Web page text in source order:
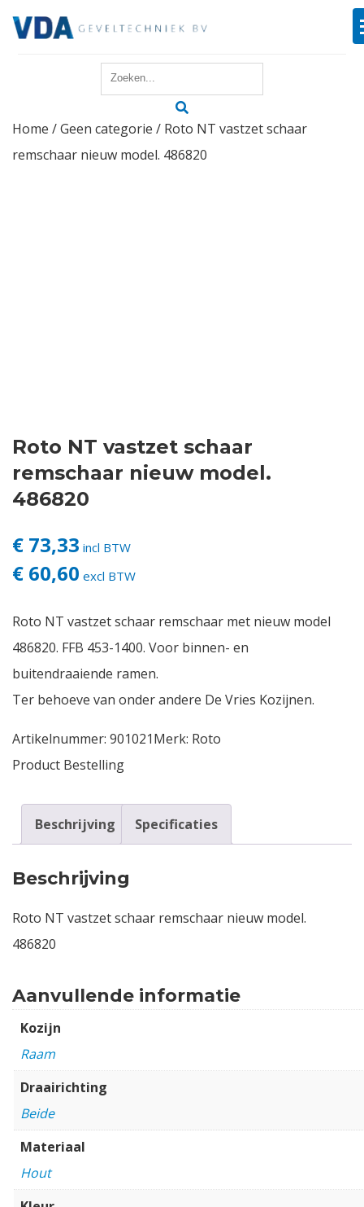
Reparatie
Login
Vacatures
Home /Geen categorie / Roto NT vastzet schaar
remschaar nieuw model. 486820
Roto NT vastzet schaar
remschaar nieuw model.
486820
€ 73,33 incl BTW
€ 60,60 excl BTW
Roto NT vastzet schaar remschaar met nieuw model
486820. FFB 453-1400. Voor binnen- en
buitendraaiende ramen.
Ter behoeve van onder andere De Vries Kozijnen.
Artikelnummer: 901021Merk: Roto
Product Bestelling
Beschrijving Specificaties
Beschrijving
Roto NT vastzet schaar remschaar nieuw model.
486820
Aanvullende informatie
Kozijn
Raam
Draairichting
Beide
Materiaal
Hout